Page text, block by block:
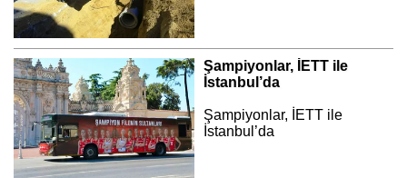
Şampiyonlar, İETT ile
İstanbul’da
Şampiyonlar, İETT ile
İstanbul’da